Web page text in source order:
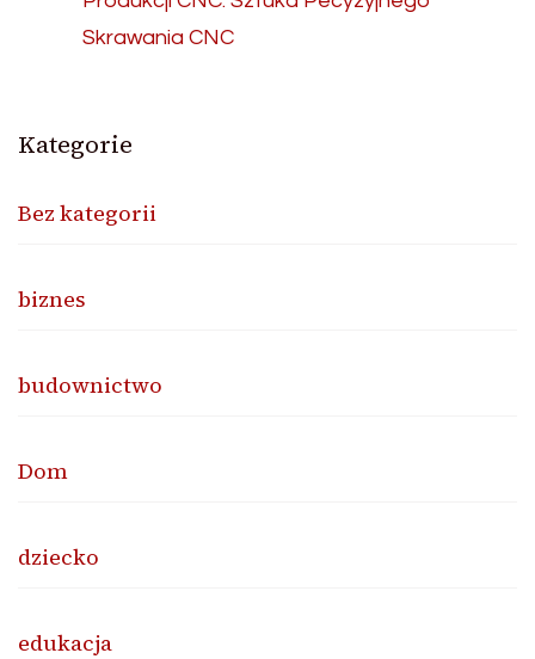
Skrawania CNC
Kategorie
Bez kategorii
biznes
budownictwo
Dom
dziecko
edukacja